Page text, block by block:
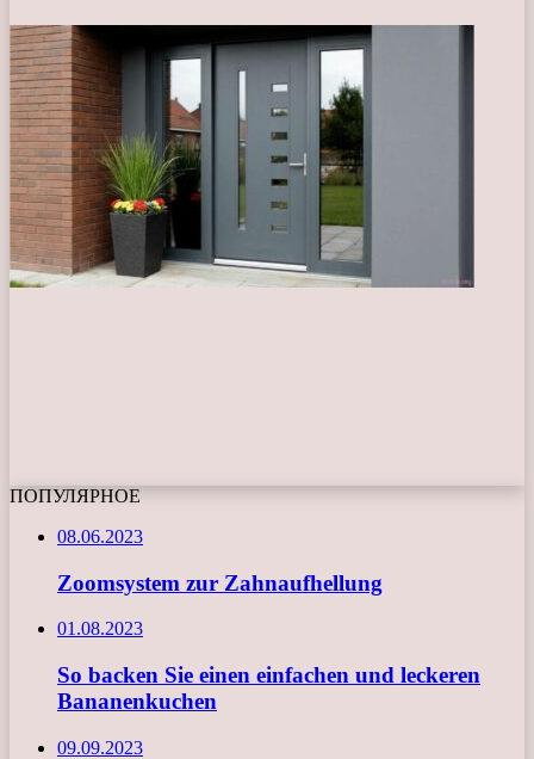
ПОПУЛЯРНОЕ
08.06.2023
Zoomsystem zur Zahnaufhellung
01.08.2023
So backen Sie einen einfachen und leckeren
Bananenkuchen
09.09.2023